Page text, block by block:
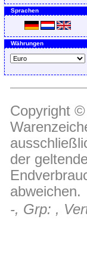
Sprachen
Währungen
Copyright
der
abweichen.
-, Grp: ,